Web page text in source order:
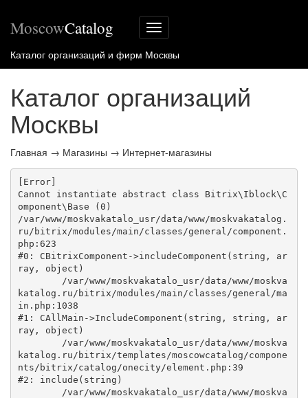
Меню
сайта
MoscowCatalog
Каталог организаций и фирм Москвы
Каталог организаций
Москвы
Главная → Магазины → Интернет-магазины
[Error]
Cannot instantiate abstract class Bitrix\Iblock\C
omponent\Base (0)
/var/www/moskvakatalo_usr/data/www/moskvakatalog.
ru/bitrix/modules/main/classes/general/component.
php:623
#0: CBitrixComponent->includeComponent(string, ar
ray, object)
katalog.ru/bitrix/modules/main/classes/general/ma
in.php:1038
#1: CAllMain->IncludeComponent(string, string, ar
ray, object)
katalog.ru/bitrix/templates/moscowcatalog/compone
nts/bitrix/catalog/onecity/element.php:39
#2: include(string)